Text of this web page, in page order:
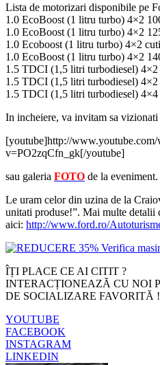
Lista de motorizari disponibile pe
1.0 EcoBoost (1 litru turbo) 4×2
1.0 EcoBoost (1 litru turbo) 4×2
1.0 Ecoboost (1 litru turbo) 4×2
1.0 EcoBoost (1 litru turbo) 4×2
1.5 TDCI (1,5 litri turbodiesel) 4×2
1.5 TDCI (1,5 litri turbodiesel)
1.5 TDCI (1,5 litri turbodiesel) 4×4
In incheiere, va invitam sa vizionati
[youtube]http://www.youtube.com/
v=PO2zqCfn_gk[/youtube]
sau galeria FOTO de la eveniment.
Le uram celor din uzina de la
unitati produse!”. Mai multe detalii
aici: http://www.ford.ro/
ÎȚI PLACE CE AI CITIT ?
INTERACȚIONEAZĂ CU NOI
DE SOCIALIZARE FAVORITĂ !
YOUTUBE
FACEBOOK
INSTAGRAM
LINKEDIN